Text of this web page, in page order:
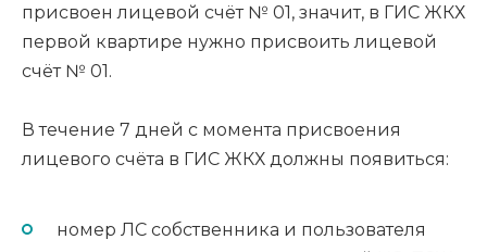
присвоен лицевой счёт № 01, значит, в ГИС ЖКХ
первой квартире нужно присвоить лицевой
счёт № 01.
В течение 7 дней с момента присвоения
лицевого счёта в ГИС ЖКХ должны появиться:
номер ЛС собственника и пользователя